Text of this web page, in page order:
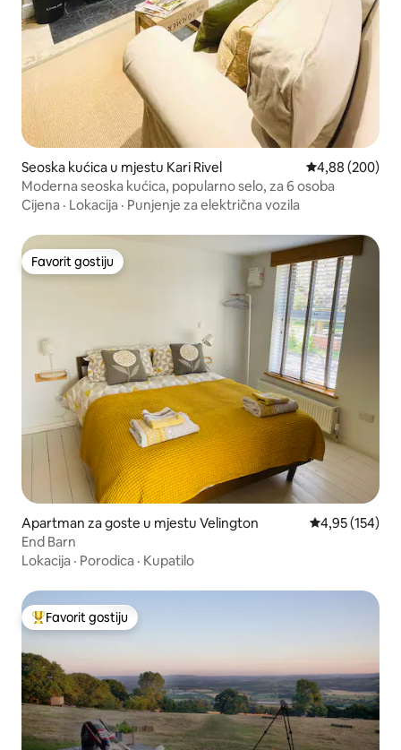
Seoska kućica u mjestu Kari Rivel Prosječna
4,88 (200)
Moderna seoska kućica, popularno selo, za 6 osoba
Cijena · Lokacija · Punjenje za električna vozila
Favorit gostiju
Favorit gostiju
Apartman za goste u mjestu Velington Prosječna
4,95 (154)
End Barn
Lokacija · Porodica · Kupatilo
Glavni favorit gostiju
Favorit gostiju